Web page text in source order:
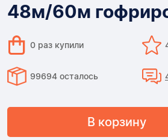
48м/60м
0 раз купили
99694 осталось
В корзину